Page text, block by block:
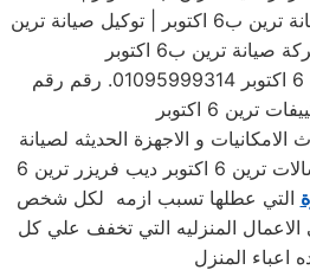
صيانة ترين ب6 اكتوبر | صيانة ترين ب6 اكتوبر | توكيل صيانة ترين
رقم صيانة تكييفات ترين 6 اكتوبر 01095999314. رقم رقم
ترين 6 اكتوبر
و الاجهزة الحديثه لصيانة
ثلاجات ترين 6 اكتوبر و غسالات ترين 6 اكتوبر ديب فريزر ترين 6
التي عطلها تسبب ازمه لكل شخص
المنزليه التي تخفف علي كل
اعباء المنزل